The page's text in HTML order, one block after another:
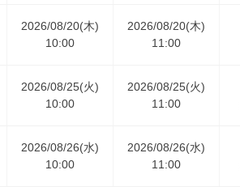
2026/08/20(木)
10:00
2026/08/20(木)
11:00
2026/08/25(火)
10:00
2026/08/25(火)
11:00
2026/08/26(水)
10:00
2026/08/26(水)
11:00